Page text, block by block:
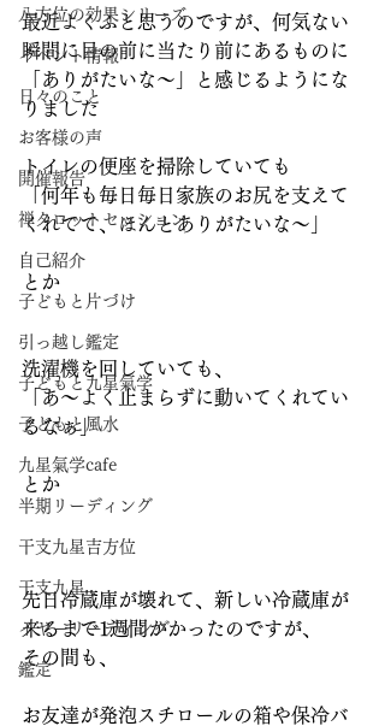
八方位の効果シリーズ
イベント情報
日々のこと
お客様の声
開催報告
禅タロットセッション
自己紹介
子どもと片づけ
引っ越し鑑定
子どもと九星氣学
子どもと風水
九星氣学cafe
半期リーディング
干支九星吉方位
干支九星
イヤーリーディング
鑑定
最近よくふと思うのですが、何気ない
瞬間に目の前に当たり前にあるものに
「ありがたいな～」と感じるようにな
りました
トイレの便座を掃除していても
「何年も毎日毎日家族のお尻を支えて
くれてて、ほんとありがたいな～」
とか
洗濯機を回していても、
「あ～よく止まらずに動いてくれてい
るなぁ」
とか
先日冷蔵庫が壊れて、新しい冷蔵庫が
来るまで1週間かかったのですが、
その間も、
お友達が発泡スチロールの箱や保冷バ